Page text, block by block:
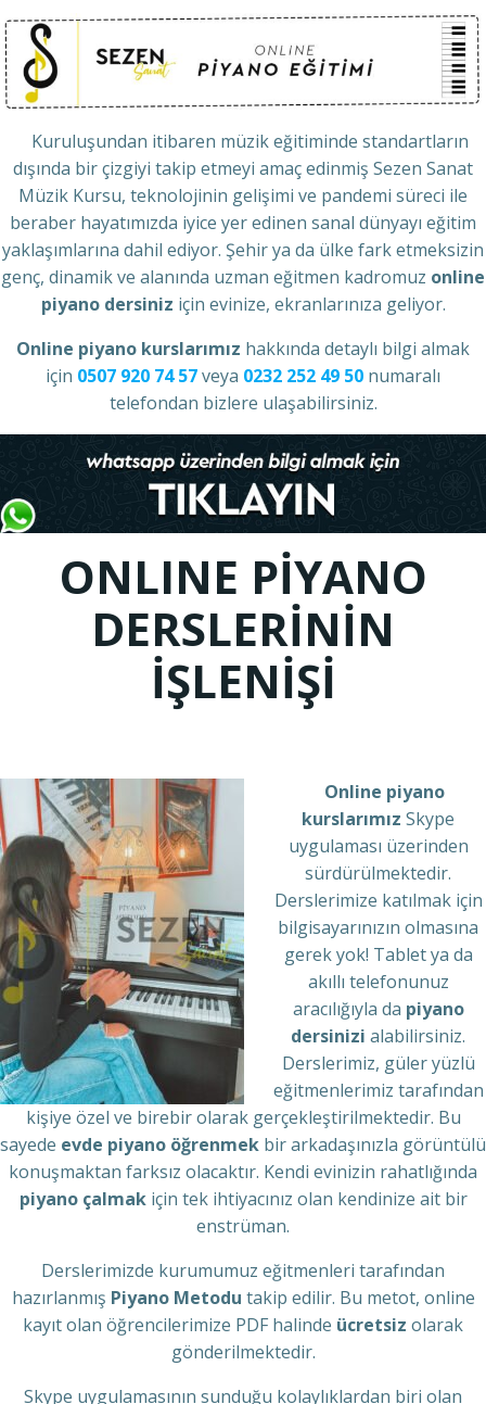
Kuruluşundan itibaren müzik eğitiminde standartların
dışında bir çizgiyi takip etmeyi amaç edinmiş Sezen Sanat
Müzik Kursu, teknolojinin gelişimi ve pandemi süreci ile
beraber hayatımızda iyice yer edinen sanal dünyayı eğitim
yaklaşımlarına dahil ediyor. Şehir ya da ülke fark etmeksizin
genç, dinamik ve alanında uzman eğitmen kadromuz online
piyano dersiniz için evinize, ekranlarınıza geliyor.
Online piyano kurslarımız hakkında detaylı bilgi almak
için 0507 920 74 57veya 0232 252 49 50 numaralı
telefondan bizlere ulaşabilirsiniz.
ONLINE PİYANO
DERSLERİNİN
İŞLENİŞİ
Online piyano
kurslarımız Skype
uygulaması üzerinden
sürdürülmektedir.
Derslerimize katılmak için
bilgisayarınızın olmasına
gerek yok! Tablet ya da
akıllı telefonunuz
aracılığıyla da piyano
dersinizi alabilirsiniz.
Derslerimiz, güler yüzlü
eğitmenlerimiz tarafından
kişiye özel ve birebir olarak gerçekleştirilmektedir. Bu
sayede evde piyano öğrenmek bir arkadaşınızla görüntülü
konuşmaktan farksız olacaktır. Kendi evinizin rahatlığında
piyano çalmakiçin tek ihtiyacınız olan kendinize ait bir
enstrüman.
Derslerimizde kurumumuz eğitmenleri tarafından
hazırlanmış Piyano Metodu takip edilir. Bu metot, online
kayıt olan öğrencilerimize PDF halinde ücretsiz olarak
gönderilmektedir.
Skype uygulamasının sunduğu kolaylıklardan biri olan